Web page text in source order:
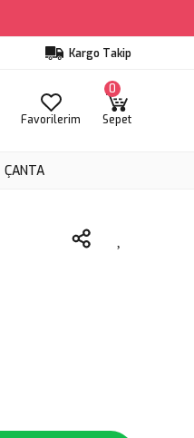
Kargo Takip
Favorilerim Sepet
0
ÇANTA